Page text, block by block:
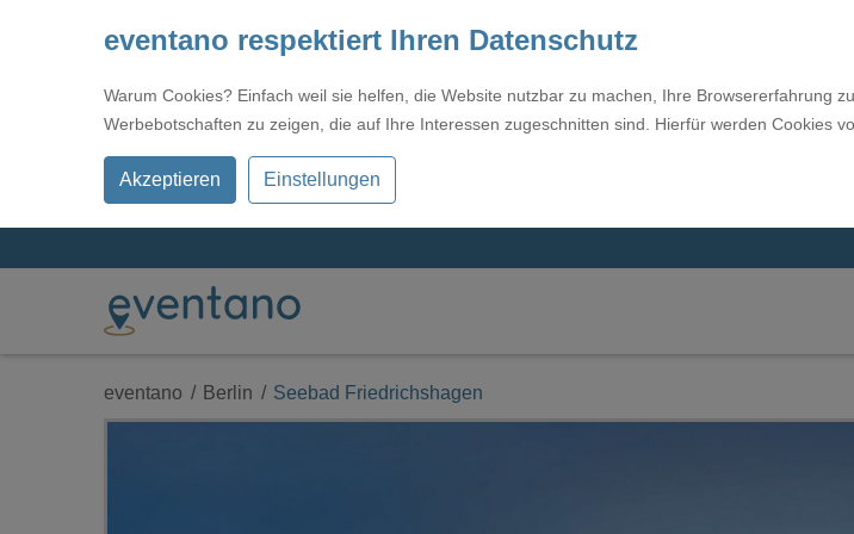
eventano respektiert Ihren Datenschutz
Warum Cookies? Einfach weil sie helfen, die Website nutzbar zu machen, Ihre Browsererfahrung
Werbebotschaften zu zeigen, die auf Ihre Interessen zugeschnitten sind. Hierfür werden Cookies
Akzeptieren Einstellungen
eventano Berlin Seebad Friedrichshagen